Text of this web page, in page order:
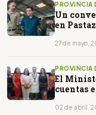
PROVINCIA
Un
en
27 de mayo,
PROVINCIA
El
cuentas
02 de abril,